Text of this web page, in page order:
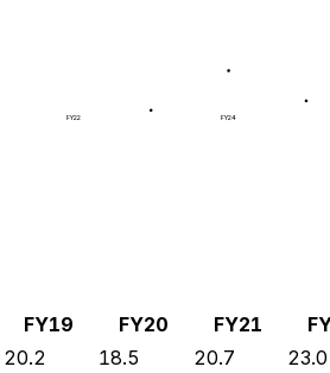
FY22 FY24
FY19 FY20 FY21
20.2 18.5 20.7 23.0